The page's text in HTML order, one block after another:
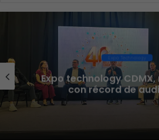
Ciberseguridad
Veeam nombra a
Country Manager